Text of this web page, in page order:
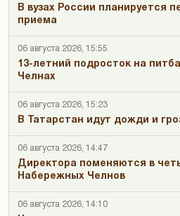
В вузах России планируется
приема
06 августа 2026, 15:55
13-летний подросток на
Челнах
06 августа 2026, 15:23
В Татарстан идут дожди и
06 августа 2026, 14:47
Директора поменяются в
Набережных Челнов
06 августа 2026, 14:10